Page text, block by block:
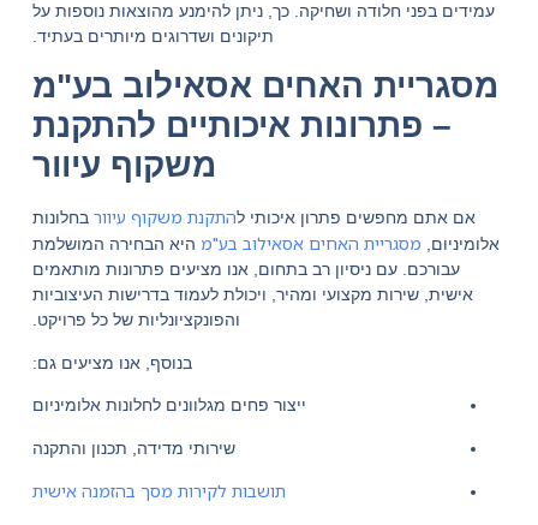
עמידים בפני חלודה ושחיקה. כך, ניתן להימנע מהוצאות נוספות על
תיקונים ושדרוגים מיותרים בעתיד.
מסגריית האחים אסאילוב בע"מ
– פתרונות איכותיים להתקנת
משקוף עיוור
אם אתם מחפשים פתרון איכותי להתקנת משקוף עיוור בחלונות
אלומיניום, מסגריית האחים אסאילוב בע"מ היא הבחירה המושלמת
עבורכם. עם ניסיון רב בתחום, אנו מציעים פתרונות מותאמים
אישית, שירות מקצועי ומהיר, ויכולת לעמוד בדרישות העיצוביות
והפונקציונליות של כל פרויקט.
בנוסף, אנו מציעים גם:
ייצור פחים מגלוונים לחלונות אלומיניום
שירותי מדידה, תכנון והתקנה
תושבות לקירות מסך בהזמנה אישית